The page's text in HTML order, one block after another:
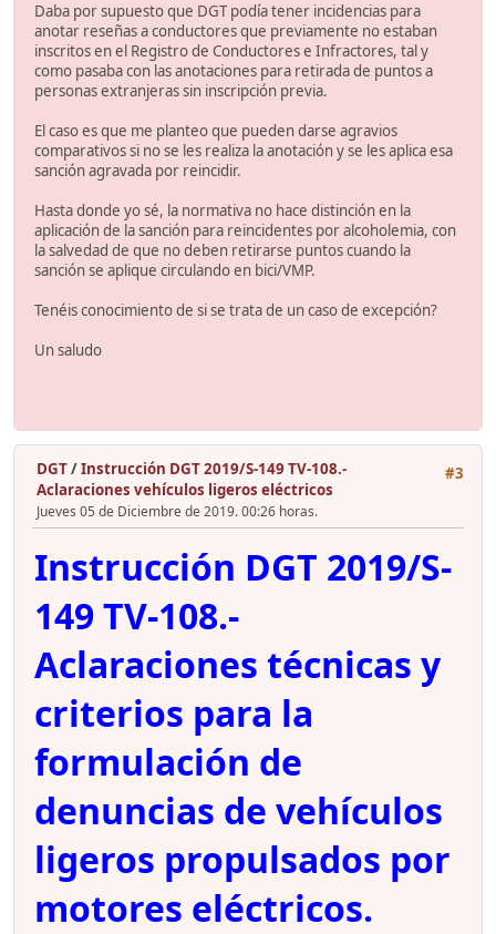
Daba por supuesto que DGT podía tener incidencias para
anotar reseñas a conductores que previamente no estaban
inscritos en el Registro de Conductores e Infractores, tal y
como pasaba con las anotaciones para retirada de puntos a
personas extranjeras sin inscripción previa.
El caso es que me planteo que pueden darse agravios
comparativos si no se les realiza la anotación y se les aplica esa
sanción agravada por reincidir.
Hasta donde yo sé, la normativa no hace distinción en la
aplicación de la sanción para reincidentes por alcoholemia, con
la salvedad de que no deben retirarse puntos cuando la
sanción se aplique circulando en bici/VMP.
Tenéis conocimiento de si se trata de un caso de excepción?
Un saludo
#3
DGT/Instrucción DGT 2019/S-149 TV-108.-
Aclaraciones vehículos ligeros eléctricos
Jueves 05 de Diciembre de 2019. 00:26 horas.
Instrucción DGT 2019/S-
149 TV-108.-
Aclaraciones técnicas y
criterios para la
formulación de
denuncias de vehículos
ligeros propulsados por
motores eléctricos.